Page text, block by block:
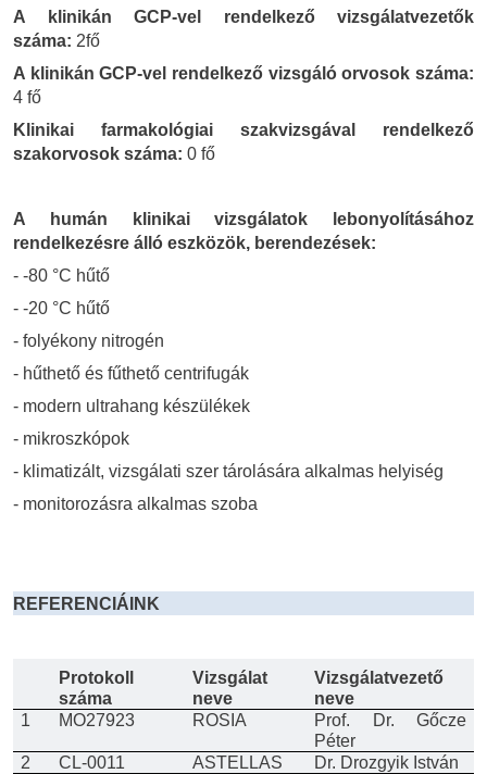
A klinikán GCP-vel rendelkező vizsgálatvezetők
száma: 2fő
A klinikán GCP-vel rendelkező vizsgáló orvosok száma:
4 fő
Klinikai farmakológiai szakvizsgával rendelkező
szakorvosok száma: 0 fő
A humán klinikai vizsgálatok lebonyolításához
rendelkezésre álló eszközök, berendezések:
- -80 °C hűtő
- -20 °C hűtő
- folyékony nitrogén
- hűthető és fűthető centrifugák
- modern ultrahang készülékek
- mikroszkópok
- klimatizált, vizsgálati szer tárolására alkalmas helyiség
- monitorozásra alkalmas szoba
REFERENCIÁINK
Protokoll
száma
Vizsgálat
neve
Vizsgálatvezető
neve
1
MO27923 ROSIA
Prof. Dr. Gőcze
Péter
2
CL-0011 ASTELLAS
Dr. Drozgyik István